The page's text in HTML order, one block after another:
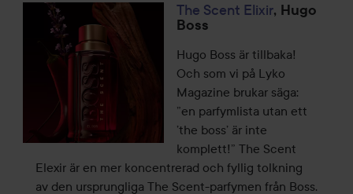
The Scent Elixir, Hugo
Boss
Hugo Boss är tillbaka!
Och som vi på Lyko
Magazine brukar säga:
”en parfymlista utan ett
’the boss’ är inte
komplett!” The Scent
Elexir är en mer koncentrerad och fyllig tolkning
av den ursprungliga The Scent-parfymen från Boss.